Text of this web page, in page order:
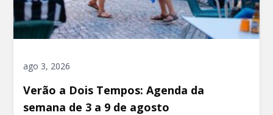
ago 3, 2026
Verão a Dois Tempos: Agenda da
semana de 3 a 9 de agosto